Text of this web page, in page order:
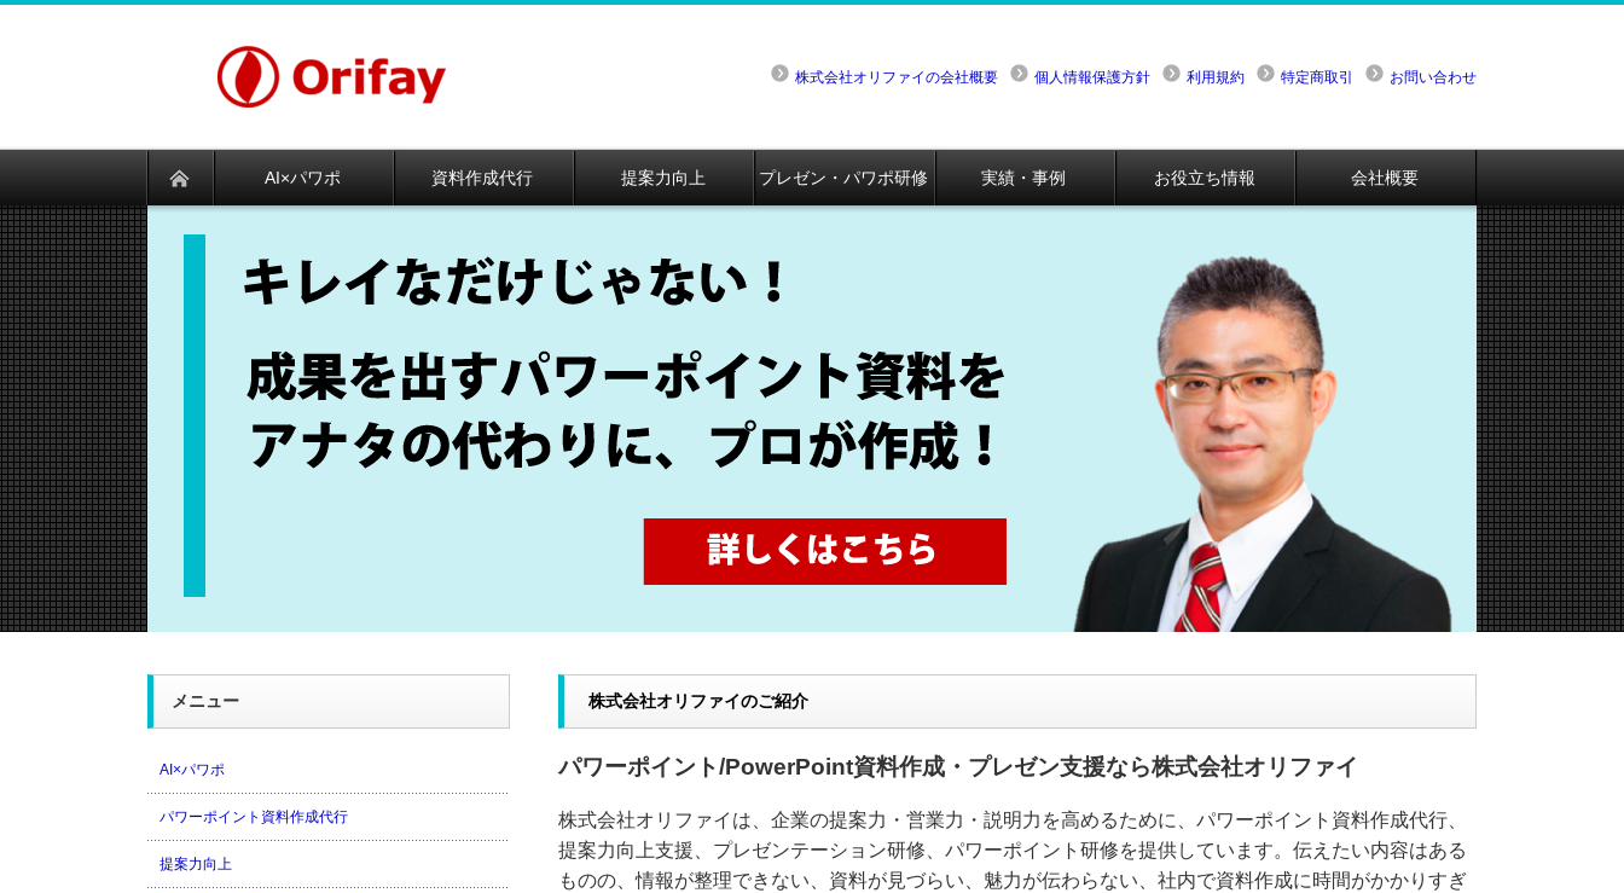
株式会社オリファイの会社概要 個人情報保護方針 利用規約 特定商取引 お問い合わせ
AI×パワポ 資料作成代行 提案力向上 プレゼン・パワポ研修 実績・事例 お役立ち情報 会社概要
株式会社オリファイのご紹介
パワーポイント/PowerPoint資料作成・プレゼン支援なら株式会社オリファイ
株式会社オリファイは、企業の提案力・営業力・説明力を高めるために、パワーポイント資料作成代行、
提案力向上支援、プレゼンテーション研修、パワーポイント研修を提供しています。伝えたい内容はある
ものの、情報が整理できない、資料が見づらい、魅力が伝わらない、社内で資料作成に時間がかかりすぎ
メニュー
AI×パワポ
パワーポイント資料作成代行
提案力向上